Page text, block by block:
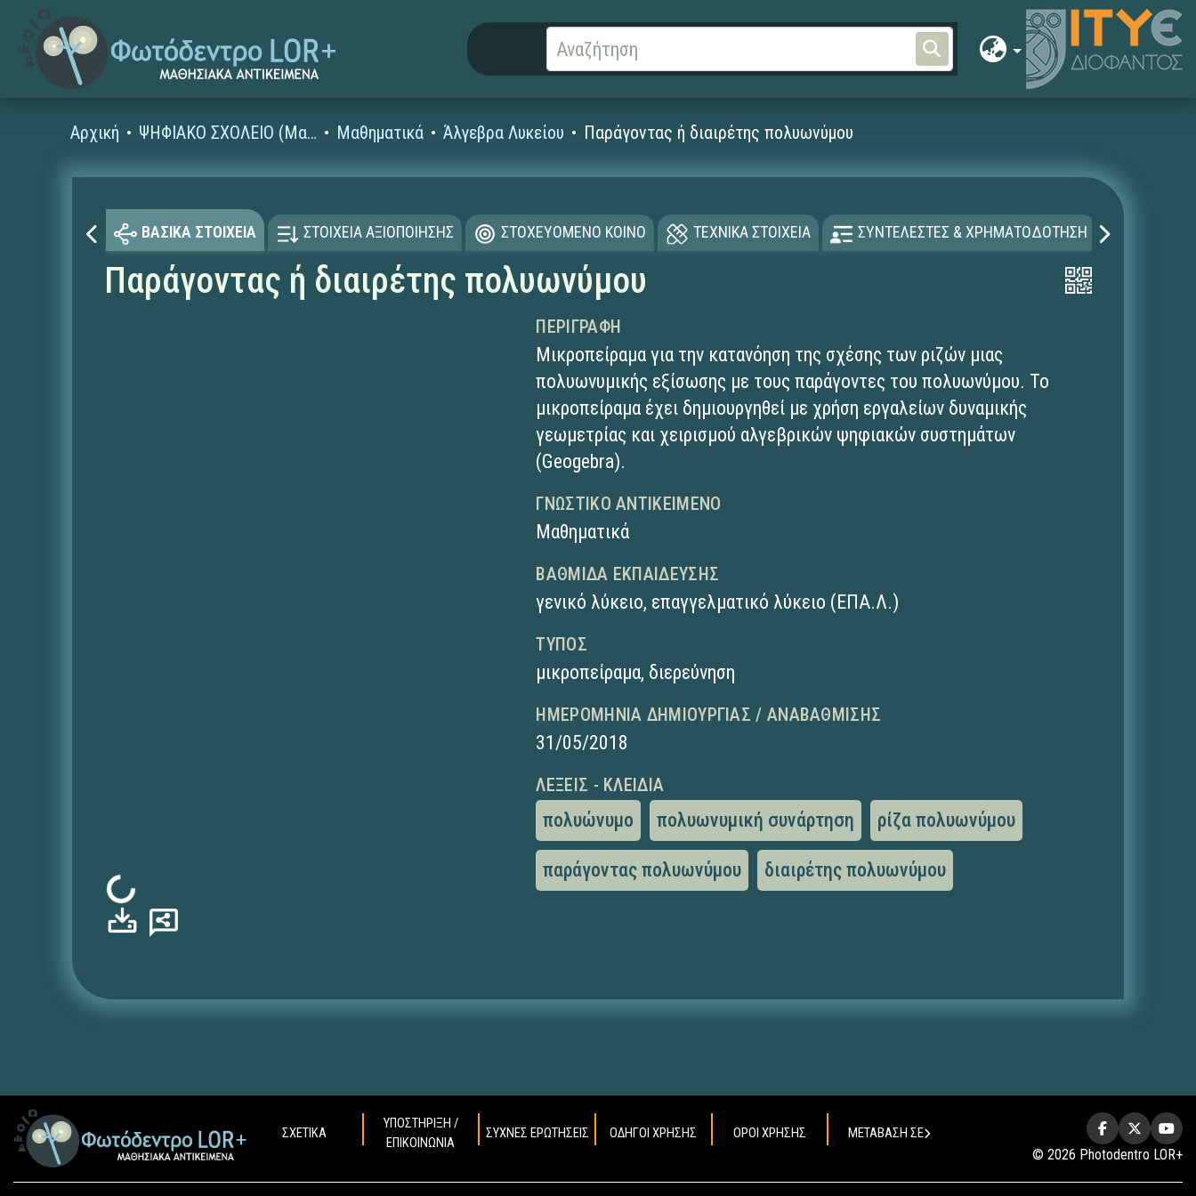
Αρχική ΨΗΦΙΑΚΟ ΣΧΟΛΕΙΟ (Μαθησιακά Αντικείμενα) Μαθηματικά Άλγεβρα Λυκείου Παράγοντας ή διαιρέτης πολυωνύμου
ΒΑΣΙΚΑ ΣΤΟΙΧΕΙΑ ΣΤΟΙΧΕΙΑ ΑΞΙΟΠΟΙΗΣΗΣ ΣΤΟΧΕΥΟΜΕΝΟ ΚΟΙΝΟ ΤΕΧΝΙΚΑ ΣΤΟΙΧΕΙΑ ΣΥΝΤΕΛΕΣΤΕΣ & ΧΡΗΜΑΤΟΔΟΤΗΣΗ
Παράγοντας ή διαιρέτης πολυωνύμου
Φόρτωση...
ΠΕΡΙΓΡΑΦΉ
Μικροπείραμα για την κατανόηση της σχέσης των ριζών μιας
πολυωνυμικής εξίσωσης με τους παράγοντες του πολυωνύμου. To
μικροπείραμα έχει δημιουργηθεί με χρήση εργαλείων δυναμικής
γεωμετρίας και χειρισμού αλγεβρικών ψηφιακών συστημάτων
(Geogebra).
ΓΝΩΣΤΙΚΌ ΑΝΤΙΚΕΊΜΕΝΟ
Μαθηματικά
ΒΑΘΜΊΔΑ ΕΚΠΑΊΔΕΥΣΗΣ
γενικό λύκειο, επαγγελματικό λύκειο (ΕΠΑ.Λ.)
ΤΎΠΟΣ
μικροπείραμα, διερεύνηση
ΗΜΕΡΟΜΗΝΊΑ ΔΗΜΙΟΥΡΓΊΑΣ / ΑΝΑΒΆΘΜΙΣΗΣ
31/05/2018
ΛΈΞΕΙΣ - ΚΛΕΙΔΙΆ
πολυώνυμο πολυωνυμική συνάρτηση ρίζα πολυωνύμου
παράγοντας πολυωνύμου διαιρέτης πολυωνύμου
ΣΧΕΤΙΚΑ
ΥΠΟΣΤΗΡΙΞΗ /
ΕΠΙΚΟΙΝΩΝΙΑ
ΣΥΧΝΕΣ ΕΡΩΤΗΣΕΙΣ ΟΔΗΓΟΙ ΧΡΗΣΗΣ ΟΡΟΙ ΧΡΗΣΗΣ ΜΕΤΑΒΑΣΗ ΣΕ
© 2026 Photodentro LOR+